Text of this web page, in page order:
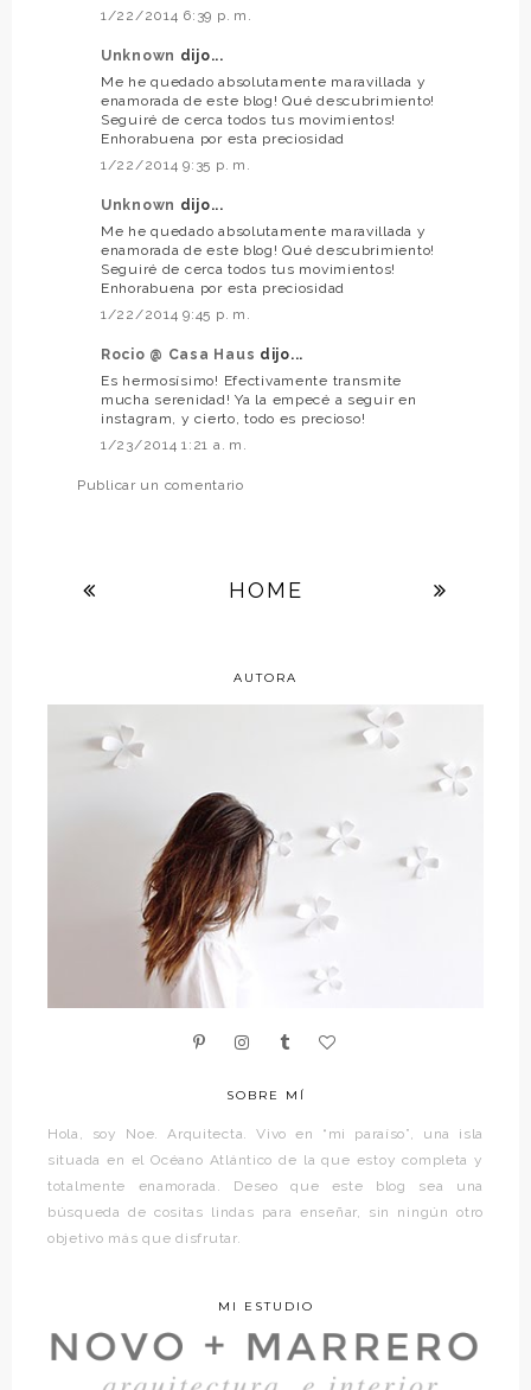
1/22/2014 6:39 p. m.
Unknown dijo...
Me he quedado absolutamente maravillada y
enamorada de este blog! Qué descubrimiento!
Seguiré de cerca todos tus movimientos!
Enhorabuena por esta preciosidad
1/22/2014 9:35 p. m.
Unknown dijo...
Me he quedado absolutamente maravillada y
enamorada de este blog! Qué descubrimiento!
Seguiré de cerca todos tus movimientos!
Enhorabuena por esta preciosidad
1/22/2014 9:45 p. m.
Rocio @ Casa Haus dijo...
Es hermosísimo! Efectivamente transmite
mucha serenidad! Ya la empecé a seguir en
instagram, y cierto, todo es precioso!
1/23/2014 1:21 a. m.
Publicar un comentario
HOME
AUTORA
SOBRE MÍ
Hola, soy Noe. Arquitecta. Vivo en “mi paraíso”, una isla
situada en el Océano Atlántico de la que estoy completa y
totalmente enamorada. Deseo que este blog sea una
búsqueda de cositas lindas para enseñar, sin ningún otro
objetivo más que disfrutar.
MI ESTUDIO